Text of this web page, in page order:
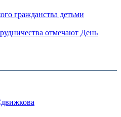
гражданства детьми
отмечают День